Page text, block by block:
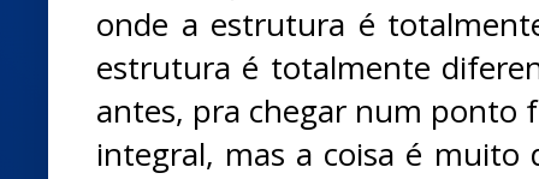
onde a estrutura é
estrutura é totalmente
antes, pra chegar num ponto
integral, mas a coisa é